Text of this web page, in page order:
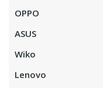
OPPO
ASUS
Wiko
Lenovo